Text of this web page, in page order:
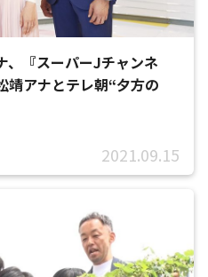
、『スーパーJチャンネ
靖アナとテレ朝“夕方の
2021.09.15